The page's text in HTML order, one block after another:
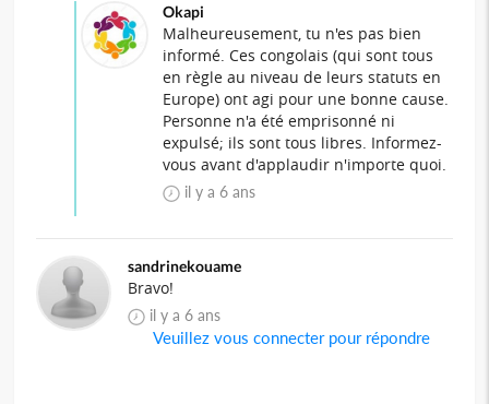
Okapi
Malheureusement, tu n'es pas bien
informé. Ces congolais (qui sont tous
en règle au niveau de leurs statuts en
Europe) ont agi pour une bonne cause.
Personne n'a été emprisonné ni
expulsé; ils sont tous libres. Informez-
vous avant d'applaudir n'importe quoi.
il y a 6 ans
sandrinekouame
Bravo!
il y a 6 ans
Veuillez vous connecter pour répondre